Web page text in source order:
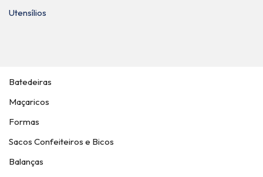
Utensílios
Batedeiras
Maçaricos
Formas
Sacos Confeiteiros e Bicos
Balanças